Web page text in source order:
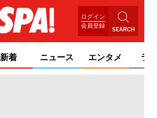
ログイン
会員登録
新着 ニュース エンタメ ライ